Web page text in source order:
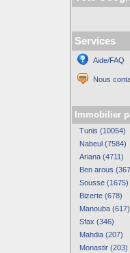
Services
Aide/FAQ
Nous
Immobilier
Tunis (10054)
Nabeul (7584)
Ariana (4711)
Ben arous
Sousse (1675)
Bizerte (678)
Manouba (617)
Sfax (346)
Mahdia (207)
Monastir (203)